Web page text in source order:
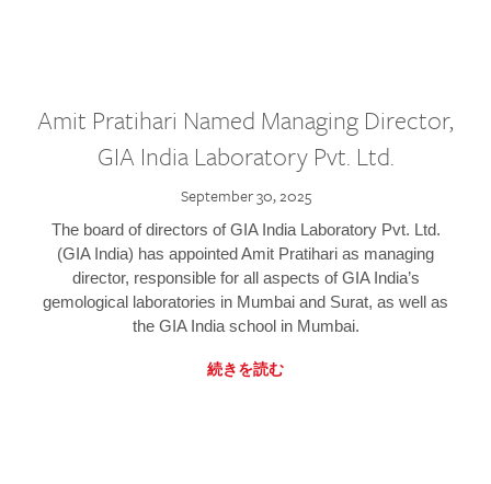
Amit Pratihari Named Managing Director,
GIA India Laboratory Pvt. Ltd.
September 30, 2025
The board of directors of GIA India Laboratory Pvt. Ltd.
(GIA India) has appointed Amit Pratihari as managing
director, responsible for all aspects of GIA India’s
gemological laboratories in Mumbai and Surat, as well as
the GIA India school in Mumbai.
続きを読む